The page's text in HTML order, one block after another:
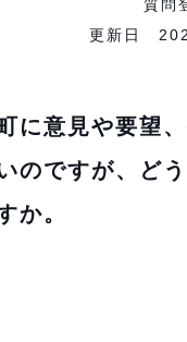
質問
更新日
に意見や要望
のですが、ど
か。